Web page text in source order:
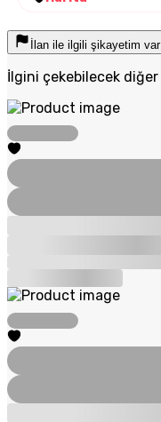
İlan ile ilgili şikayetim var
İlgini çekebilecek